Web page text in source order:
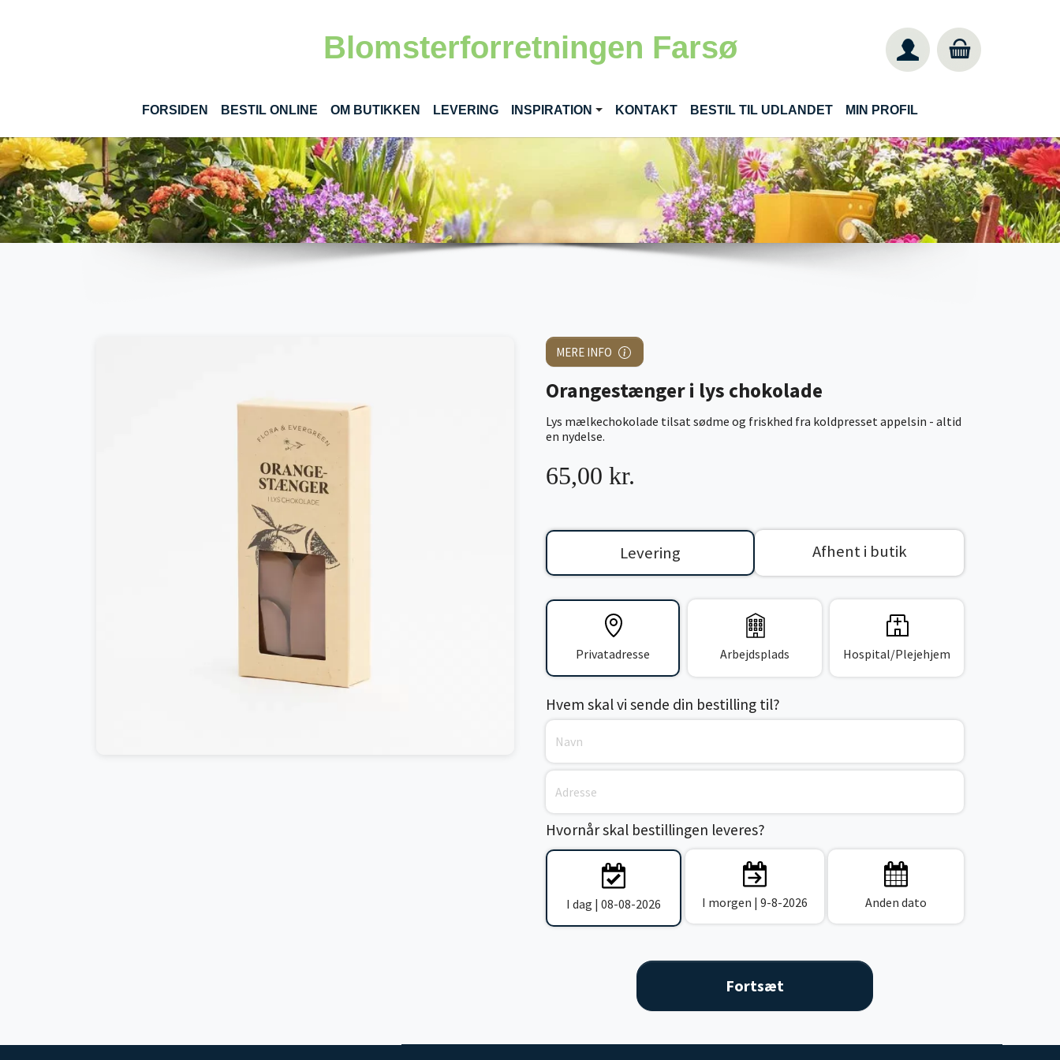
Blomsterforretningen Farsø
FORSIDEN BESTIL ONLINE(CURRENT)
OM BUTIKKEN LEVERING INSPIRATION KONTAKT BESTIL TIL UDLANDET MIN PROFIL
MERE INFO
Orangestænger i lys chokolade
Lys mælkechokolade tilsat sødme og friskhed fra koldpresset appelsin - altid
en nydelse.
65,00 kr.
Levering Afhent i butik
Privatadresse Arbejdsplads Hospital/Plejehjem
Hvem skal vi sende din bestilling til?
Hvornår skal bestillingen leveres?
I dag | 08-08-2026 I morgen | 9-8-2026 Anden dato